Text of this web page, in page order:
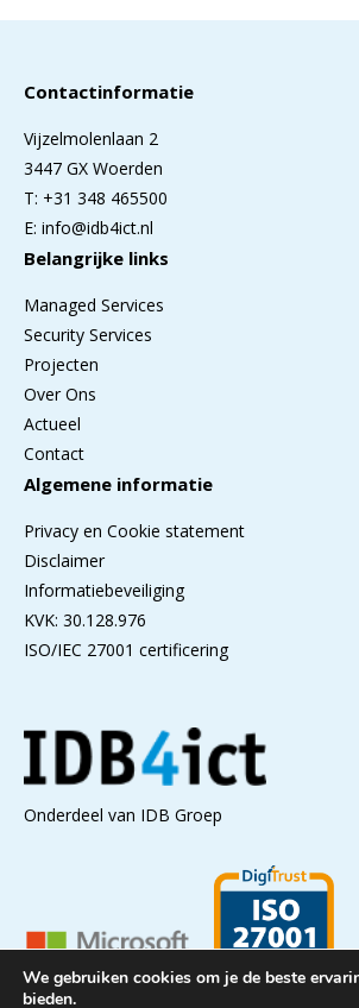
Contactinformatie
Vijzelmolenlaan 2
3447 GX Woerden
T: +31 348 465500
E: info@idb4ict.nl
Belangrijke links
Managed Services
Security Services
Projecten
Over Ons
Actueel
Contact
Algemene informatie
Privacy en Cookie statement
Disclaimer
Informatiebeveiliging
KVK: 30.128.976
ISO/IEC 27001 certificering
Onderdeel van IDB Groep
We gebruiken cookies om je de beste
bieden.